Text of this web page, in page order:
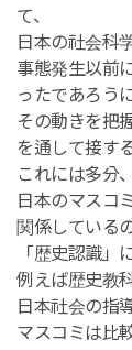
て、
日本の社会科
事態発生以前
ったであろう
その動きを把
を通して接す
これには多分、
日本のマスコ
関係している
「歴史認識」
例えば歴史教
日本社会の指
マスコミは比